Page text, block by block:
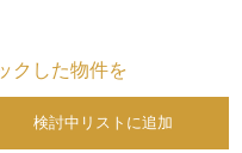
クした物件を
検討中リストに追加